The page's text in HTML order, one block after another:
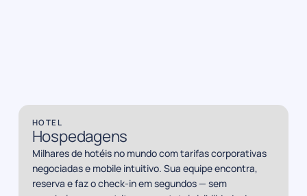
HOTEL
Hospedagens
Milhares de hotéis no mundo com tarifas corporativas
negociadas e mobile intuitivo. Sua equipe encontra,
reserva e faz o check-in em segundos — sem